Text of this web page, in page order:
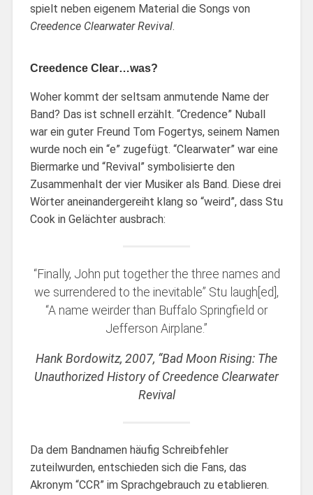
spielt neben eigenem Material die Songs von
Creedence Clearwater Revival.
Creedence Clear…was?
Woher kommt der seltsam anmutende Name der
Band? Das ist schnell erzählt. “Credence” Nuball
war ein guter Freund Tom Fogertys, seinem Namen
wurde noch ein “e” zugefügt. “Clearwater” war eine
Biermarke und “Revival” symbolisierte den
Zusammenhalt der vier Musiker als Band. Diese drei
Wörter aneinandergereiht klang so “weird”, dass Stu
Cook in Gelächter ausbrach:
“Finally, John put together the three names and
we surrendered to the inevitable” Stu laugh[ed],
“A name weirder than Buffalo Springfield or
Jefferson Airplane.”
Hank Bordowitz, 2007, “Bad Moon Rising: The
Unauthorized History of Creedence Clearwater
Revival
Da dem Bandnamen häufig Schreibfehler
zuteilwurden, entschieden sich die Fans, das
Akronym “CCR” im Sprachgebrauch zu etablieren.